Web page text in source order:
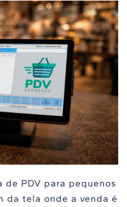
de PDV para pequenos
da tela onde a venda é